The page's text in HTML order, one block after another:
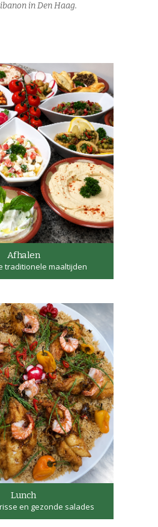
in Den Haag.
Afhalen
traditionele maaltijden
Lunch
en gezonde salades